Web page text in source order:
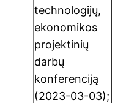
technologijų,
ekonomikos
projektinių
darbų
konferenciją
(2023-03-03);